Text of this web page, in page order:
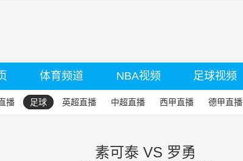
体育频道 NBA视频 足球视频
播 足球 英超直播 中超直播 西甲直播 德甲直播
素可泰 VS 罗勇